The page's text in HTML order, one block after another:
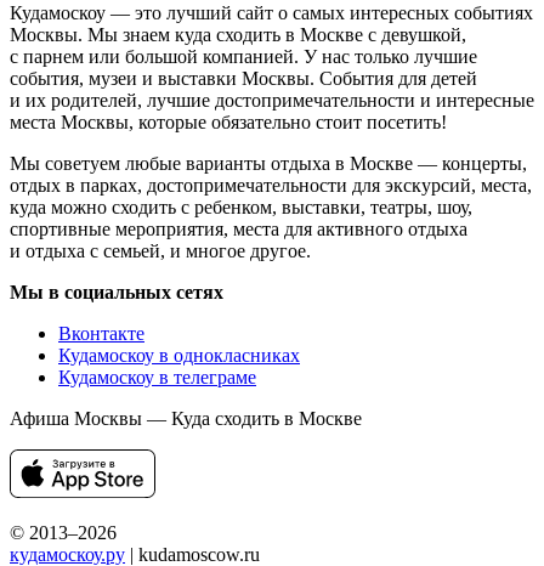
Кудамоскоу — это лучший сайт о самых интересных событиях
Москвы. Мы знаем куда сходить в Москве с девушкой,
с парнем или большой компанией. У нас только лучшие
события, музеи и выставки Москвы. События для детей
и их родителей, лучшие достопримечательности и интересные
места Москвы, которые обязательно стоит посетить!
Мы советуем любые варианты отдыха в Москве — концерты,
отдых в парках, достопримечательности для экскурсий, места,
куда можно сходить с ребенком, выставки, театры, шоу,
спортивные мероприятия, места для активного отдыха
и отдыха с семьей, и многое другое.
Мы в социальных сетях
Вконтакте
Кудамоскоу в однокласниках
Кудамоскоу в телеграме
Афиша Москвы — Куда сходить в Москве
© 2013–2026
кудамоскоу.ру | kudamoscow.ru